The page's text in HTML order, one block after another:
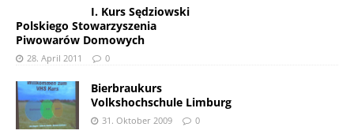
I. Kurs Sędziowski
Polskiego Stowarzyszenia
Piwowarów Domowych
28. April 2011 0
Bierbraukurs
Volkshochschule Limburg
31. Oktober 2009 0